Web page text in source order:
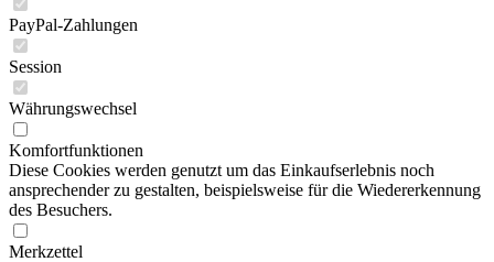
PayPal-Zahlungen
Session
Währungswechsel
Komfortfunktionen
Diese Cookies werden genutzt um das Einkaufserlebnis noch
ansprechender zu gestalten, beispielsweise für die Wiedererkennung
des Besuchers.
Merkzettel